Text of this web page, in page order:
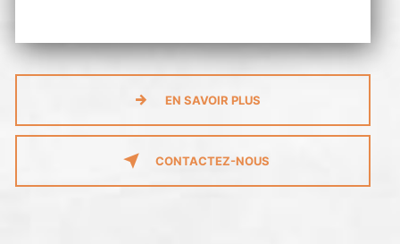
EN SAVOIR PLUS
CONTACTEZ-NOUS